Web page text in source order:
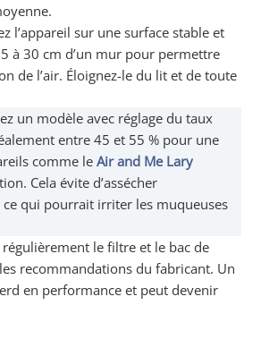
l’appareil sur une surface stable et
à 30 cm d’un mur pour permettre
de l’air. Éloignez-le du lit et de toute
un modèle avec réglage du taux
entre 45 et 55 % pour une
comme le Air and Me Lary
Cela évite d’assécher
ce qui pourrait irriter les muqueuses
le filtre et le bac de
recommandations du fabricant. Un
en performance et peut devenir